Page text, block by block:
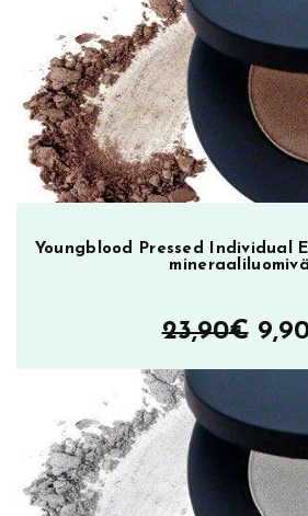
Youngblood Pressed Individual
23,90€